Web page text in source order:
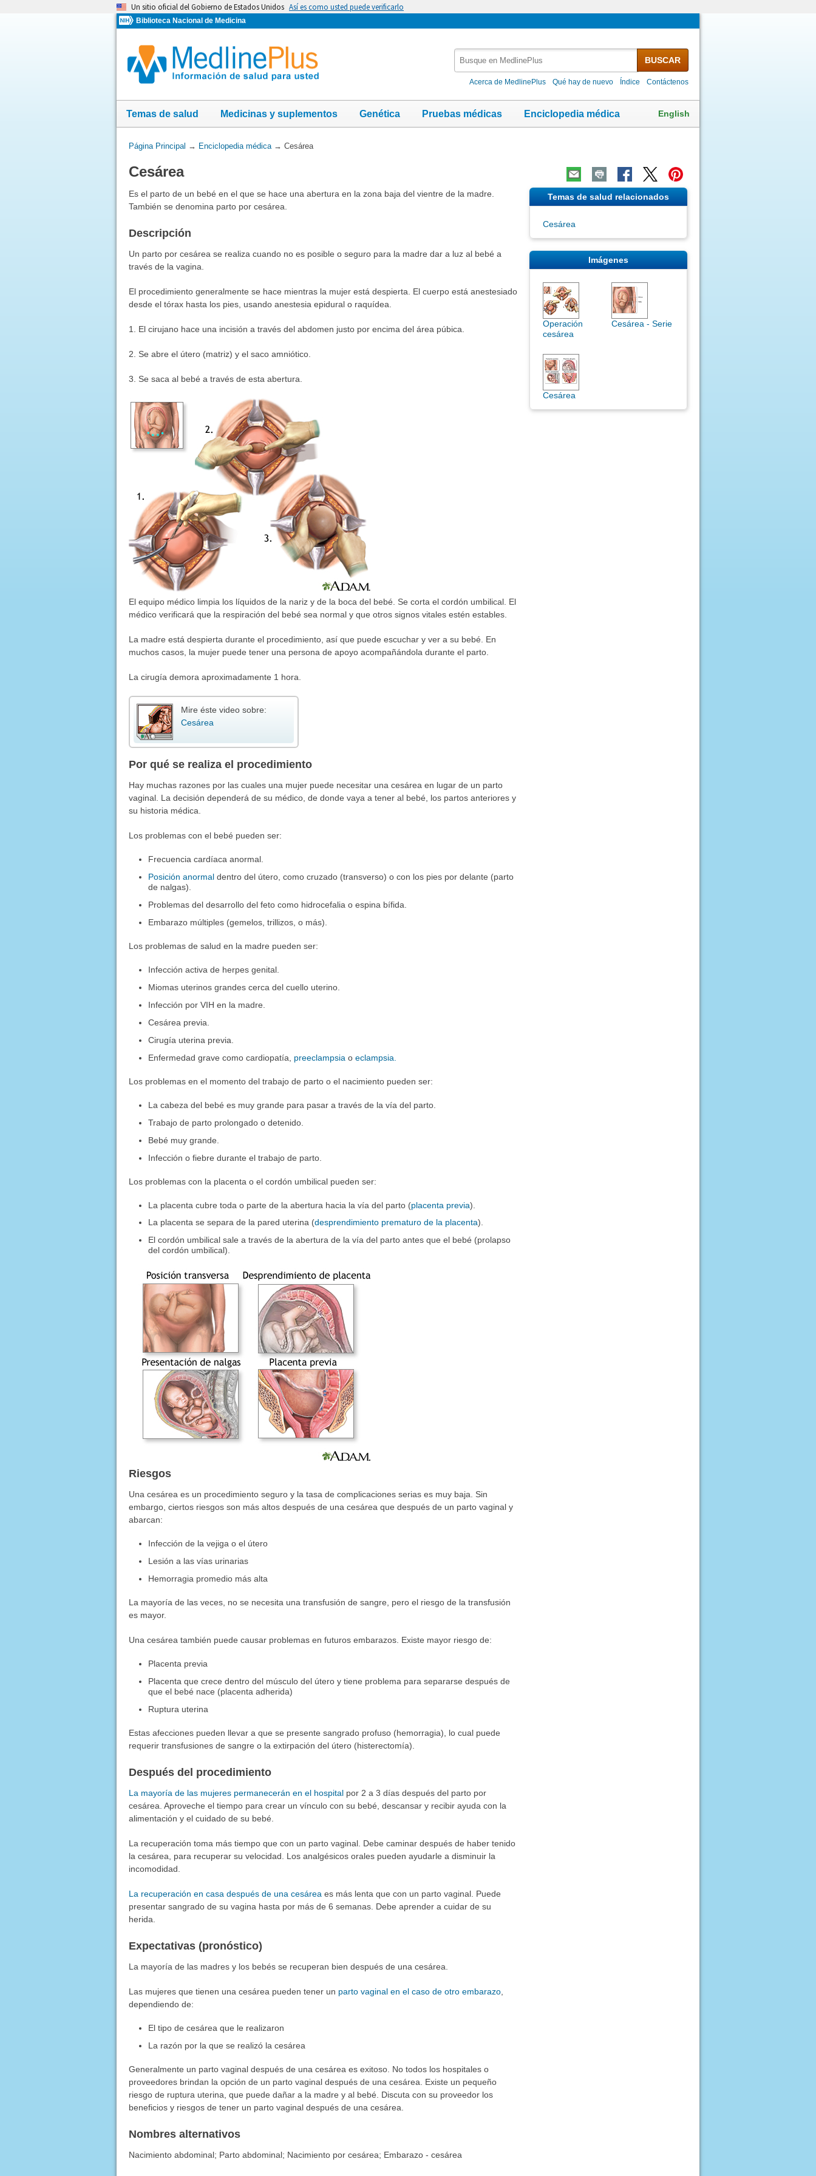
Un sitio oficial del Gobierno de Estados Unidos Así es como usted puede verificarlo
Biblioteca Nacional de Medicina
MedlinePlus
BUSCAR
Acerca de MedlinePlus Qué hay de nuevo Índice Contáctenos
Temas de salud Medicinas y suplementos Genética Pruebas médicas Enciclopedia médica English
Usted
aquí:
Página Principal → Enciclopedia médica→ Cesárea
Cesárea
Es el parto de un bebé en el que se hace una abertura en la zona baja del vientre de la madre.
También se denomina parto por cesárea.
Descripción
Un parto por cesárea se realiza cuando no es posible o seguro para la madre dar a luz al bebé a
través de la vagina.
El procedimiento generalmente se hace mientras la mujer está despierta. El cuerpo está anestesiado
desde el tórax hasta los pies, usando anestesia epidural o raquídea.
1. El cirujano hace una incisión a través del abdomen justo por encima del área púbica.
2. Se abre el útero (matriz) y el saco amniótico.
3. Se saca al bebé a través de esta abertura.
El equipo médico limpia los líquidos de la nariz y de la boca del bebé. Se corta el cordón umbilical. El
médico verificará que la respiración del bebé sea normal y que otros signos vitales estén estables.
La madre está despierta durante el procedimiento, así que puede escuchar y ver a su bebé. En
muchos casos, la mujer puede tener una persona de apoyo acompañándola durante el parto.
La cirugía demora aproximadamente 1 hora.
Mire éste video sobre:
Cesárea
Por qué se realiza el procedimiento
Hay muchas razones por las cuales una mujer puede necesitar una cesárea en lugar de un parto
vaginal. La decisión dependerá de su médico, de donde vaya a tener al bebé, los partos anteriores y
su historia médica.
Los problemas con el bebé pueden ser:
Frecuencia cardíaca anormal.
Posición anormal dentro del útero, como cruzado (transverso) o con los pies por delante (parto
de nalgas).
Problemas del desarrollo del feto como hidrocefalia o espina bífida.
Embarazo múltiples (gemelos, trillizos, o más).
Los problemas de salud en la madre pueden ser:
Infección activa de herpes genital.
Miomas uterinos grandes cerca del cuello uterino.
Infección por VIH en la madre.
Cesárea previa.
Cirugía uterina previa.
Enfermedad grave como cardiopatía, preeclampsia oeclampsia.
Los problemas en el momento del trabajo de parto o el nacimiento pueden ser:
La cabeza del bebé es muy grande para pasar a través de la vía del parto.
Trabajo de parto prolongado o detenido.
Bebé muy grande.
Infección o fiebre durante el trabajo de parto.
Los problemas con la placenta o el cordón umbilical pueden ser:
La placenta cubre toda o parte de la abertura hacia la vía del parto (placenta previa).
La placenta se separa de la pared uterina (desprendimiento prematuro de la placenta).
El cordón umbilical sale a través de la abertura de la vía del parto antes que el bebé (prolapso
del cordón umbilical).
Riesgos
Una cesárea es un procedimiento seguro y la tasa de complicaciones serias es muy baja. Sin
embargo, ciertos riesgos son más altos después de una cesárea que después de un parto vaginal y
abarcan:
Infección de la vejiga o el útero
Lesión a las vías urinarias
Hemorragia promedio más alta
La mayoría de las veces, no se necesita una transfusión de sangre, pero el riesgo de la transfusión
es mayor.
Una cesárea también puede causar problemas en futuros embarazos. Existe mayor riesgo de:
Placenta previa
Placenta que crece dentro del músculo del útero y tiene problema para separarse después de
que el bebé nace (placenta adherida)
Ruptura uterina
Estas afecciones pueden llevar a que se presente sangrado profuso (hemorragia), lo cual puede
requerir transfusiones de sangre o la extirpación del útero (histerectomía).
Después del procedimiento
La mayoría de las mujeres permanecerán en el hospitalpor 2 a 3 días después del parto por
cesárea. Aproveche el tiempo para crear un vínculo con su bebé, descansar y recibir ayuda con la
alimentación y el cuidado de su bebé.
La recuperación toma más tiempo que con un parto vaginal. Debe caminar después de haber tenido
la cesárea, para recuperar su velocidad. Los analgésicos orales pueden ayudarle a disminuir la
incomodidad.
La recuperación en casa después de una cesáreaes más lenta que con un parto vaginal. Puede
presentar sangrado de su vagina hasta por más de 6 semanas. Debe aprender a cuidar de su
herida.
Expectativas (pronóstico)
La mayoría de las madres y los bebés se recuperan bien después de una cesárea.
Las mujeres que tienen una cesárea pueden tener un parto vaginal en el caso de otro embarazo,
dependiendo de:
El tipo de cesárea que le realizaron
La razón por la que se realizó la cesárea
Generalmente un parto vaginal después de una cesárea es exitoso. No todos los hospitales o
proveedores brindan la opción de un parto vaginal después de una cesárea. Existe un pequeño
riesgo de ruptura uterina, que puede dañar a la madre y al bebé. Discuta con su proveedor los
beneficios y riesgos de tener un parto vaginal después de una cesárea.
Nombres alternativos
Nacimiento abdominal; Parto abdominal; Nacimiento por cesárea; Embarazo - cesárea
Temas de salud relacionados
Cesárea
Imágenes
Operación
cesárea
Cesárea - Serie
Cesárea